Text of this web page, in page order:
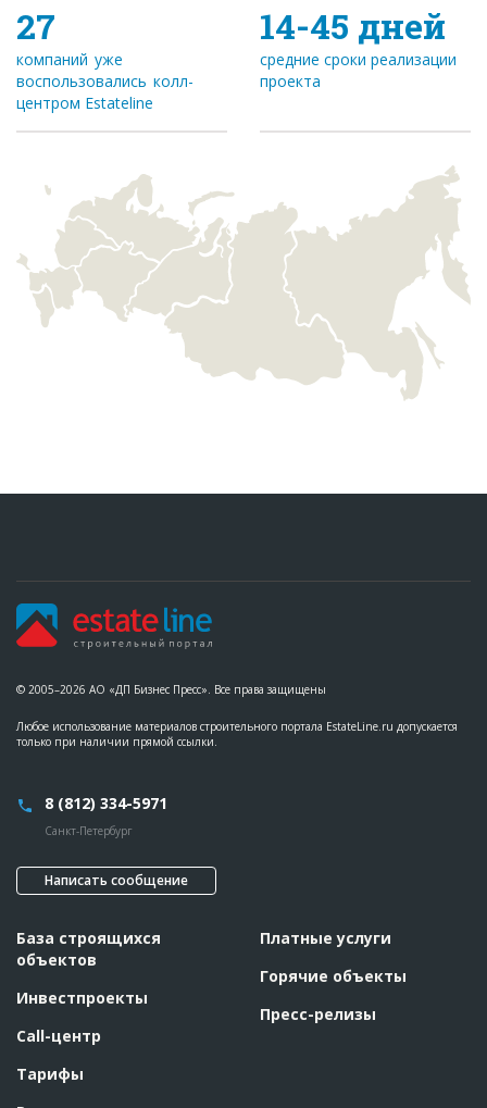
27
компаний уже
воспользовались колл-
центром Estateline
14-45 дней
средние сроки реализации
проекта
© 2005–2026 АО «ДП Бизнес Пресс». Все права защищены
Любое использование материалов строительного портала EstateLine.ru допускается
только при наличии прямой ссылки.
8 (812) 334-5971
Санкт-Петербург
Написать сообщение
База строящихся
объектов
Инвестпроекты
Call-центр
Тарифы
Платные услуги
Горячие объекты
Пресс-релизы